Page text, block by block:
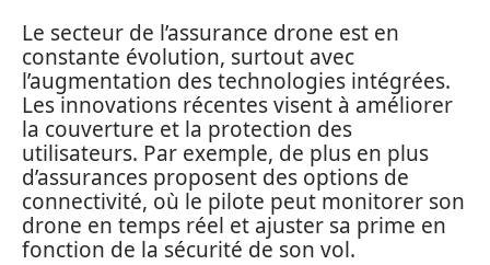
Le secteur de l’assurance drone est en
constante évolution, surtout avec
l’augmentation des technologies intégrées.
Les innovations récentes visent à améliorer
la couverture et la protection des
utilisateurs. Par exemple, de plus en plus
d’assurances proposent des options de
connectivité, où le pilote peut monitorer son
drone en temps réel et ajuster sa prime en
fonction de la sécurité de son vol.